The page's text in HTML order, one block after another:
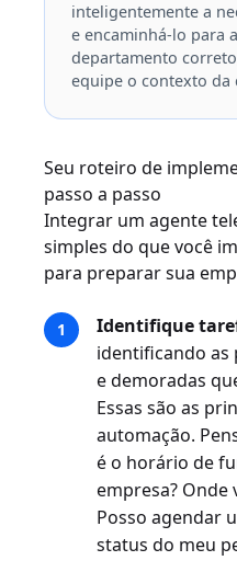
inteligentemente a
e encaminhá-lo para
departamento
equipe o contexto da
Seu roteiro de
passo a passo
Integrar um agente
simples do que você
para preparar sua
Identifique
identificando as
e demoradas
Essas são as
automação.
é o horário de
empresa? Onde
Posso agendar
status do meu